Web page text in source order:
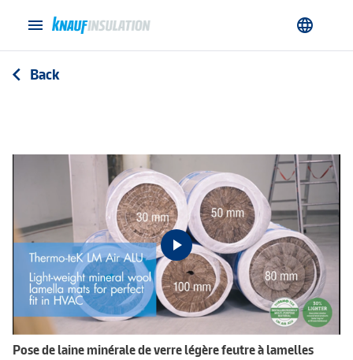
menu language
arrow_back_ios Back
Pose de laine minérale de verre légère feutre à lamelles